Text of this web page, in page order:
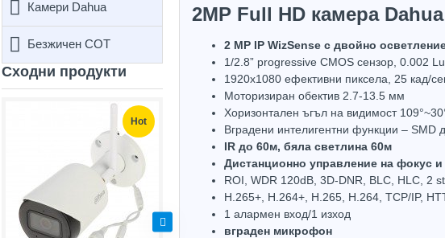
Камери Dahua
Безжичен СОТ
Сходни продукти
Hot Не е в наличност
2MP Full HD камера
2 MP IP WizSense с двойно
1/2.8” progressive CMOS сензор, 0.002
1920х1080 ефективни пиксела, 25 кад/
Моторизиран обектив 2.7-13.5 мм
Хоризонтален ъгъл на видимост
Вградени интелигентни функции – SMD
IR до 60м, бяла светлина 60м
Дистанционно управление на фокус и
ROI, WDR 120dB, 3D-DNR, BLC, HLC, 2
H.265+, H.264+, H.265, H.264, TCP/IP,
1 алармен вход/1 изход
вграден микрофон